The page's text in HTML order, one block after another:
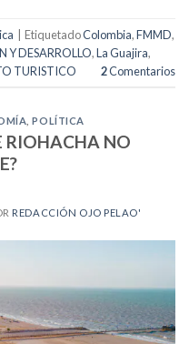
EtiquetadoColombia,FMMD,
Y DESARROLLO,La Guajira,
TURISTICO 2Comentarios
,POLÍTICA
RIOHACHA NO
REDACCIÓN OJO PELAO'